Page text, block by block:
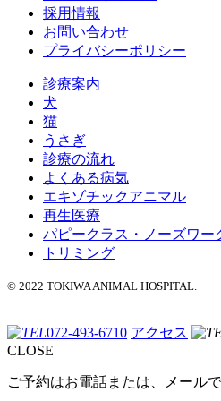
採用情報
お問い合わせ
プライバシーポリシー
診療案内
犬
猫
うさぎ
診療の流れ
よくある病気
エキゾチックアニマル
再生医療
パピークラス・ノーズワー
トリミング
© 2022 TOKIWA ANIMAL HOSPITAL.
072-493-6710 アクセス
CLOSE
ご予約はお電話または、メール